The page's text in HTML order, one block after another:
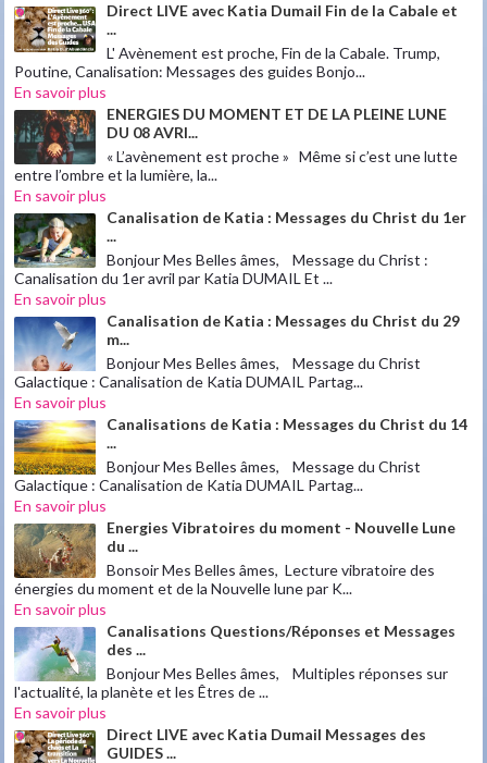
Direct LIVE avec Katia Dumail Fin de la Cabale et
...
L' Avènement est proche, Fin de la Cabale. Trump,
Poutine, Canalisation: Messages des guides Bonjo...
En savoir plus
ENERGIES DU MOMENT ET DE LA PLEINE LUNE
DU 08 AVRI...
« L’avènement est proche » Même si c’est une lutte
entre l’ombre et la lumière, la...
En savoir plus
Canalisation de Katia : Messages du Christ du 1er
...
Bonjour Mes Belles âmes, Message du Christ :
Canalisation du 1er avril par Katia DUMAIL Et ...
En savoir plus
Canalisation de Katia : Messages du Christ du 29
m...
Bonjour Mes Belles âmes, Message du Christ
Galactique : Canalisation de Katia DUMAIL Partag...
En savoir plus
Canalisations de Katia : Messages du Christ du 14
...
Bonjour Mes Belles âmes, Message du Christ
Galactique : Canalisation de Katia DUMAIL Partag...
En savoir plus
Energies Vibratoires du moment - Nouvelle Lune
du ...
Bonsoir Mes Belles âmes, Lecture vibratoire des
énergies du moment et de la Nouvelle lune par K...
En savoir plus
Canalisations Questions/Réponses et Messages
des ...
Bonjour Mes Belles âmes, Multiples réponses sur
l'actualité, la planète et les Êtres de ...
En savoir plus
Direct LIVE avec Katia Dumail Messages des
GUIDES ...